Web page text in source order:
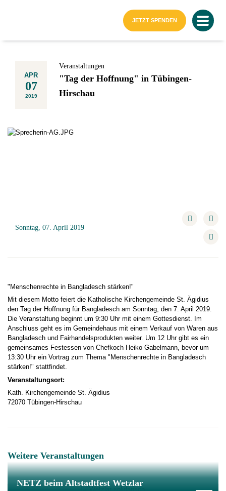
JETZT SPENDEN
APR
07
2019
Veranstaltungen
"Tag der Hoffnung" in Tübingen-
Hirschau
Sonntag, 07. April 2019
"Menschenrechte in Bangladesch stärken!"
Mit diesem Motto feiert die Katholische Kirchengemeinde St. Ägidius
den Tag der Hoffnung für Bangladesch am Sonntag, den 7. April 2019.
Die Veranstaltung beginnt um 9:30 Uhr mit einem Gottesdienst. Im
Anschluss geht es im Gemeindehaus mit einem Verkauf von Waren aus
Bangladesch und Fairhandelsprodukten weiter. Um 12 Uhr gibt es ein
gemeinsames Festessen von Chefkoch Heiko Gabelmann, bevor um
13:30 Uhr ein Vortrag zum Thema "Menschenrechte in Bangladesch
stärken!" stattfindet.
Veranstaltungsort:
Kath. Kirchengemeinde St. Ägidius
72070 Tübingen-Hirschau
Weitere Veranstaltungen
NETZ beim Altstadtfest Wetzlar